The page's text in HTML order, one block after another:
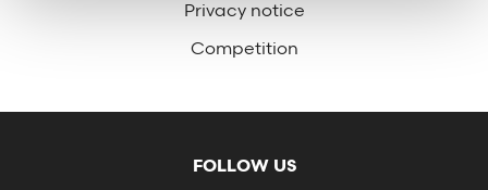
Privacy notice
Competition
FOLLOW US